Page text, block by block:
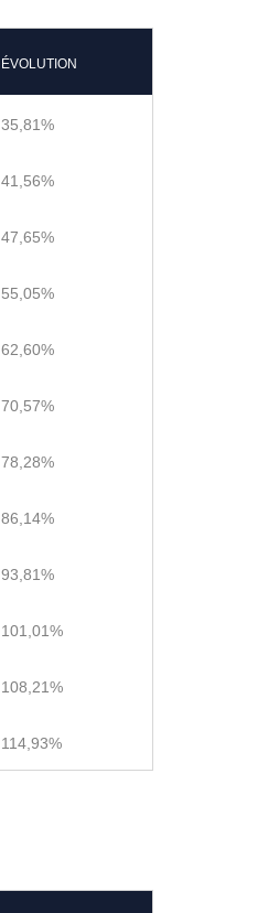
ÉVOLUTION
35,81%
41,56%
47,65%
55,05%
62,60%
70,57%
78,28%
86,14%
93,81%
101,01%
108,21%
114,93%